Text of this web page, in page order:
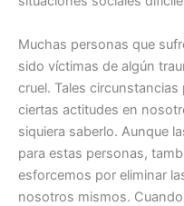
Muchas personas que
sido víctimas de algún
cruel. Tales
ciertas actitudes en
siquiera saberlo. Aunque
para estas personas,
esforcemos por eliminar
nosotros mismos.